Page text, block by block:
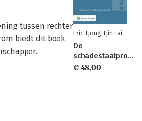
tussen rechter
biedt dit boek
Eric Tjong Tjin Tai
De
schadestaatprocedure
€ 48,00